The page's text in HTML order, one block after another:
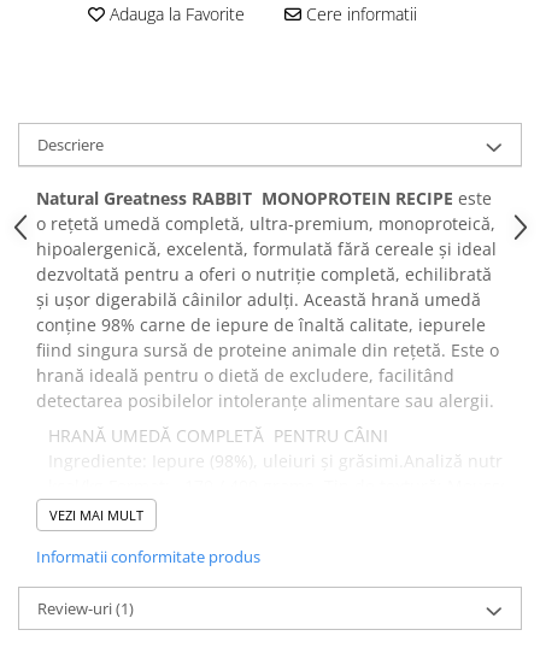
Adauga la Favorite Cere informatii
Descriere
Natural Greatness RABBIT MONOPROTEIN RECIPE este
o rețetă umedă completă, ultra-premium, monoproteică,
hipoalergenică, excelentă, formulată fără cereale și ideal
dezvoltată pentru a oferi o nutriție completă, echilibrată
și ușor digerabilă câinilor adulți. Această hrană umedă
conține 98% carne de iepure de înaltă calitate, iepurele
fiind singura sursă de proteine ​​animale din rețetă. Este o
hrană ideală pentru o dietă de excludere, facilitând
detectarea posibilelor intoleranțe alimentare sau alergii.
HRANĂ UMEDĂ COMPLETĂ PENTRU CÂINI
Ingrediente: Iepure (98%), uleiuri și grăsimi.Analiză
sensibilă, oferind totodată aminoacizi esențiali și vitamine B.
VEZI MAI MULT
Informatii conformitate produs
Review-uri(1)